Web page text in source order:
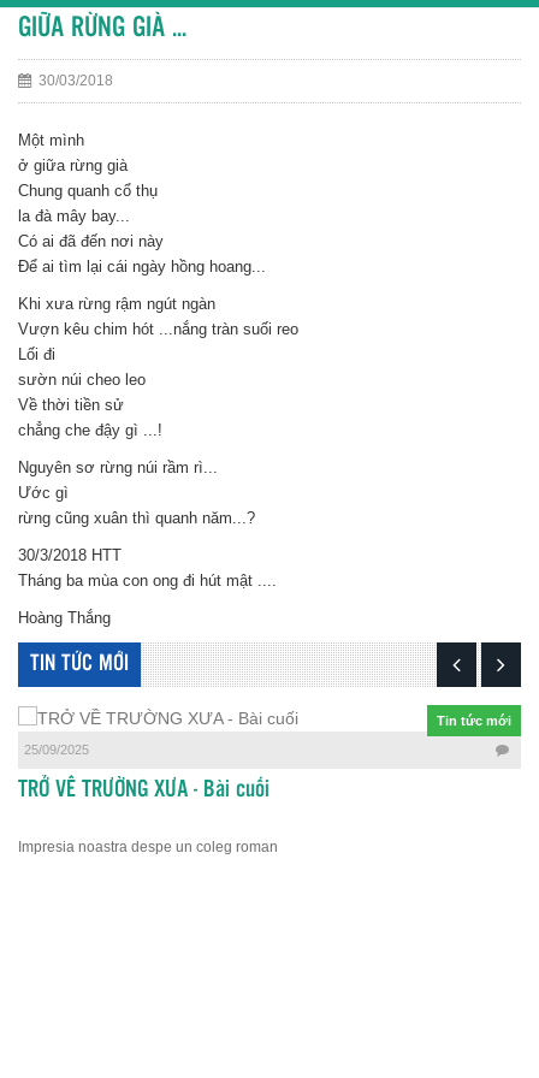
GIỮA RỪNG GIÀ ...
30/03/2018
Một mình
ở giữa rừng già
Chung quanh cổ thụ
la đà mây bay...
Có ai đã đến nơi này
Để ai tìm lại cái ngày hồng hoang...
Khi xưa rừng rậm ngút ngàn
Vượn kêu chim hót ...nắng tràn suối reo
Lối đi
sườn núi cheo leo
Về thời tiền sử
chẳng che đậy gì ...!
Nguyên sơ rừng núi rầm rì...
Ước gì
rừng cũng xuân thì quanh năm...?
30/3/2018 HTT
Tháng ba mùa con ong đi hút mật ....
Hoàng Thắng
TIN TỨC MỚI
Tin tức mới
25/09/2025
TRỞ VỀ TRƯỜNG XƯA - Bài cuối
Impresia noastra despe un coleg roman